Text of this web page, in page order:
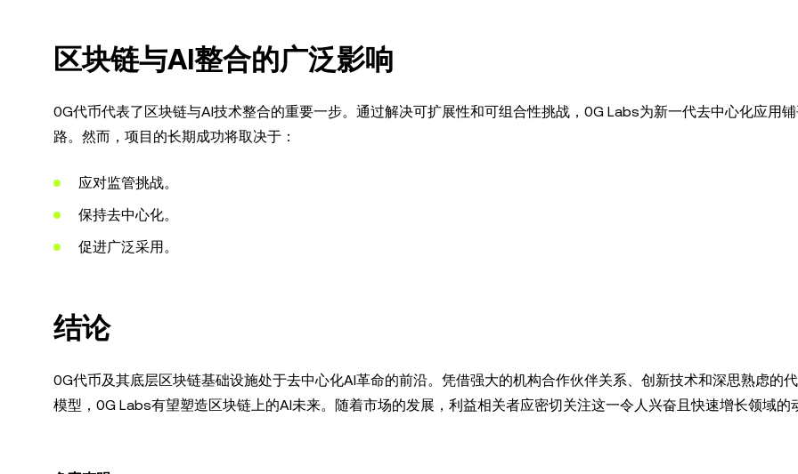
区块链与AI整合的广泛影响
0G代币代表了区块链与AI技术整合的重要一步。通过解决可扩展性和可组合性挑战，0G Labs为新一代去中心化应用
路。然而，项目的长期成功将取决于：
应对监管挑战。
保持去中心化。
促进广泛采用。
结论
0G代币及其底层区块链基础设施处于去中心化AI革命的前沿。凭借强大的机构合作伙伴关系、创新技术和深思熟虑的
模型，0G Labs有望塑造区块链上的AI未来。随着市场的发展，利益相关者应密切关注这一令人兴奋且快速增长领域的